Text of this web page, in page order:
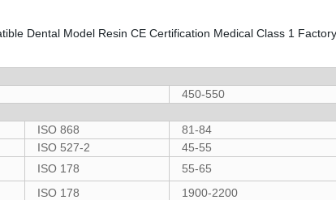
450-550
ISO 868
81-84
ISO 527-2
45-55
ISO 178
55-65
ISO 178
1900-2200